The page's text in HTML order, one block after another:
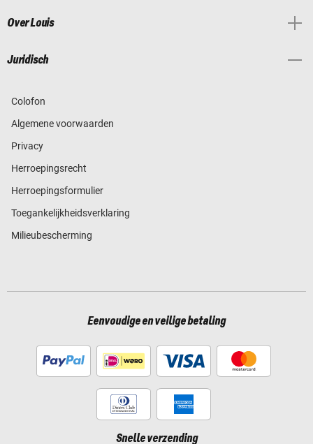
Over Louis
Juridisch
Colofon
Algemene voorwaarden
Privacy
Herroepingsrecht
Herroepingsformulier
Toegankelijkheidsverklaring
Milieubescherming
Eenvoudige en veilige betaling
Snelle verzending